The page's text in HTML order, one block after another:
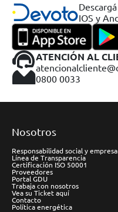
IOS y
ATENCIÓN AL
0800 0033
Nosotros
Responsabilidad social y
Línea de Transparencia
Certificación ISO 50001
Proveedores
Portal GDU
Trabaja con nosotros
Vea su Ticket aquí
Contacto
Política energética